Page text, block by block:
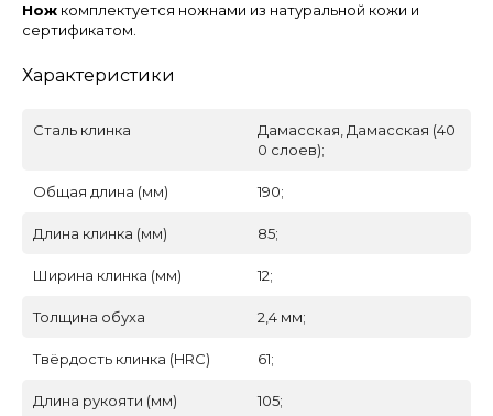
Нож комплектуется ножнами из натуральной кожи и
сертификатом.
Характеристики
Сталь клинка
Дамасская, Дамасская (40
0 слоев);
Общая длина (мм) 190;
Длина клинка (мм) 85;
Ширина клинка (мм) 12;
Толщина обуха 2,4 мм;
Твёрдость клинка (HRC) 61;
Длина рукояти (мм) 105;